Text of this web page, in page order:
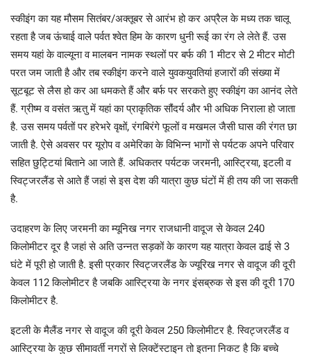
स्कीइंग का यह मौसम सितंबर/अक्तूबर से आरंभ हो कर अप्रैल के मध्य तक चालू
रहता है जब ऊंचाई वाले पर्वत श्वेत हिम के कारण धुनी रूई का रंग ले लेते हैं. उस
समय यहां के वाल्यूना व मालबन नामक स्थलों पर बर्फ की 1 मीटर से 2 मीटर मोटी
परत जम जाती है और तब स्कीइंग करने वाले युवकयुवतियां हजारों की संख्या में
सूटबूट से लैस हो कर आ धमकते हैं और बर्फ पर सरकते हुए स्कीइंग का आनंद लेते
हैं. ग्रीष्म व वसंत ऋतु में यहां का प्राकृतिक सौंदर्य और भी अधिक निराला हो जाता
है. उस समय पर्वतों पर हरेभरे वृक्षों, रंगबिरंगे फूलों व मखमल जैसी घास की रंगत छा
जाती है. ऐसे अवसर पर यूरोप व अमेरिका के विभिन्न भागों से पर्यटक अपने परिवार
सहित छुट्टियां बिताने आ जाते हैं. अधिकतर पर्यटक जरमनी, आस्ट्रिया, इटली व
स्विट्जरलैंड से आते हैं जहां से इस देश की यात्रा कुछ घंटों में ही तय की जा सकती
है.
उदाहरण के लिए जरमनी का म्यूनिख नगर राजधानी वादूज से केवल 240
किलोमीटर दूर है जहां से अति उन्नत सड़कों के कारण यह यात्रा केवल ढाई से 3
घंटे में पूरी हो जाती है. इसी प्रकार स्विट्जरलैंड के ज्यूरिख नगर से वादूज की दूरी
केवल 112 किलोमीटर है जबकि आस्ट्रिया के नगर इंसब्रुक से इस की दूरी 170
किलोमीटर है.
इटली के मैलैंड नगर से वादूज की दूरी केवल 250 किलोमीटर है. स्विट्जरलैंड व
आस्ट्रिया के कुछ सीमावर्ती नगरों से लिक्टेंस्टाइन तो इतना निकट है कि बच्चे